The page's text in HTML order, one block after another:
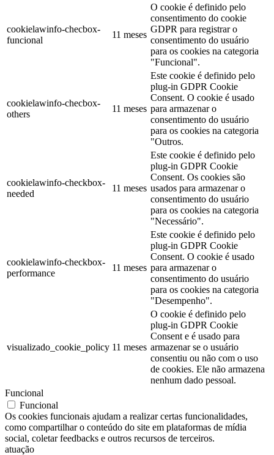
cookielawinfo-checbox-
funcional
11 meses
O cookie é definido pelo
consentimento do cookie
GDPR para registrar o
consentimento do usuário
para os cookies na categoria
"Funcional".
cookielawinfo-checbox-
others
11 meses
Este cookie é definido pelo
plug-in GDPR Cookie
Consent. O cookie é usado
para armazenar o
consentimento do usuário
para os cookies na categoria
"Outros.
cookielawinfo-checkbox-
needed
11 meses
Este cookie é definido pelo
plug-in GDPR Cookie
Consent. Os cookies são
usados para armazenar o
consentimento do usuário
para os cookies na categoria
"Necessário".
cookielawinfo-checkbox-
performance
11 meses
Este cookie é definido pelo
plug-in GDPR Cookie
Consent. O cookie é usado
para armazenar o
consentimento do usuário
para os cookies na categoria
"Desempenho".
visualizado_cookie_policy 11 meses
O cookie é definido pelo
plug-in GDPR Cookie
Consent e é usado para
armazenar se o usuário
consentiu ou não com o uso
de cookies. Ele não armazena
nenhum dado pessoal.
Funcional
Funcional
Os cookies funcionais ajudam a realizar certas funcionalidades,
como compartilhar o conteúdo do site em plataformas de mídia
social, coletar feedbacks e outros recursos de terceiros.
atuação